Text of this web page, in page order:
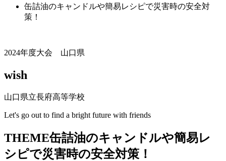
缶詰油のキャンドルや簡易レシピで災害時の安全対
策！
2024年度大会 山口県
wish
山口県立長府高等学校
Let's go out to find a bright future with friends
THEME缶詰油のキャンドルや簡易レ
シピで災害時の安全対策！